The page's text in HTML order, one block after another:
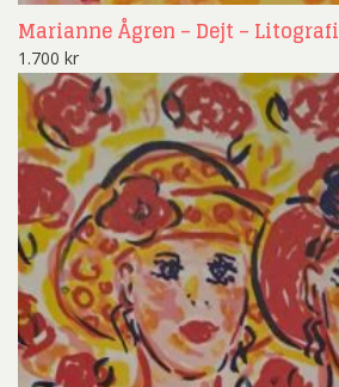
Marianne Ågren – Dejt – Litografi
1.700 kr